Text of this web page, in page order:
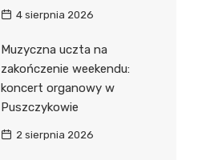
4 sierpnia 2026
Muzyczna uczta na
zakończenie weekendu:
koncert organowy w
Puszczykowie
2 sierpnia 2026